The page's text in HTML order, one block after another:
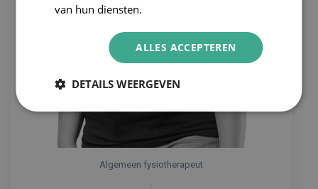
Algemeen fysiotherapeut
van hun diensten.
ALLES ACCEPTEREN
DETAILS WEERGEVEN